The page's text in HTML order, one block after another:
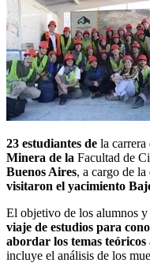
23 estudiantes de la carrera
Minera de la Facultad de
Buenos Aires, a cargo de
visitaron el yacimiento
El objetivo de los alumnos
viaje de estudios para
abordar los temas
incluye el análisis de los